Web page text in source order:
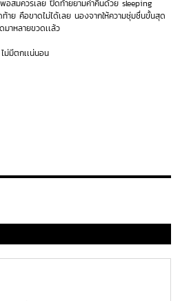
พอสมควรเลย ปิดท้ายยามค่ำคืนด้วย sleeping
าย คือขาดไม่ได้เลย นองจากให้ความชุ่มชื่นขั้นสุด
มาหลายขวดเเล้ว
ม่มีตกเเน่นอน